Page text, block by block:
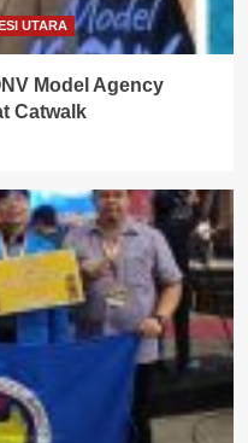
UTARA
Model Agency
Catwalk